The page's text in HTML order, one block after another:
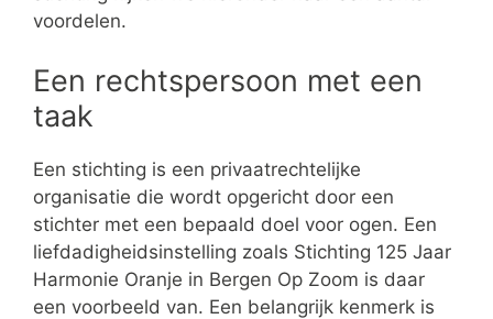
voordelen.
Een rechtspersoon met een
taak
Een stichting is een privaatrechtelijke
organisatie die wordt opgericht door een
stichter met een bepaald doel voor ogen. Een
liefdadigheidsinstelling zoals Stichting 125 Jaar
Harmonie Oranje in Bergen Op Zoom is daar
een voorbeeld van. Een belangrijk kenmerk is